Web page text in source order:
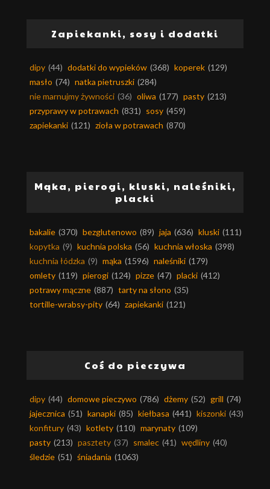
Zapiekanki, sosy i dodatki
dipy (44) dodatki do wypieków (368) koperek (129)
masło (74) natka pietruszki (284)
nie marnujmy żywności (36) oliwa (177) pasty (213)
przyprawy w potrawach (831) sosy (459)
zapiekanki (121) zioła w potrawach (870)
Mąka, pierogi, kluski, naleśniki,
placki
bakalie (370) bezglutenowo (89) jaja (636) kluski (111)
kopytka (9) kuchnia polska (56) kuchnia włoska (398)
kuchnia łódzka (9) mąka (1596) naleśniki (179)
omlety (119) pierogi (124) pizze (47) placki (412)
potrawy mączne (887) tarty na słono (35)
tortille-wrabsy-pity (64) zapiekanki (121)
Coś do pieczywa
dipy (44) domowe pieczywo (786) dżemy (52) grill (74)
jajecznica (51) kanapki (85) kiełbasa (441) kiszonki (43)
konfitury (43) kotlety (110) marynaty (109)
pasty (213) pasztety (37) smalec (41) wędliny (40)
śledzie (51) śniadania (1063)